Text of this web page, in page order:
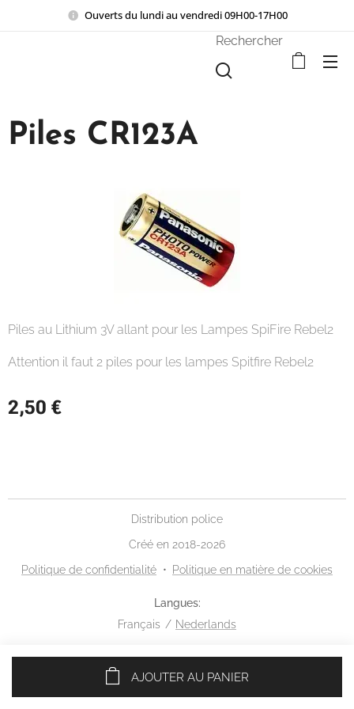
Ouverts du lundi au vendredi 09H00-17H00
Rechercher
Piles CR123A
Piles au Lithium 3V allant pour les Lampes SpiFire Rebel2
Attention il faut 2 piles pour les lampes Spitfire Rebel2
2,50 €
AJOUTER AU PANIER
Distribution police
Créé en 2018-2026
Politique de confidentialité
Politique en matière de cookies
Langues
Français
Nederlands